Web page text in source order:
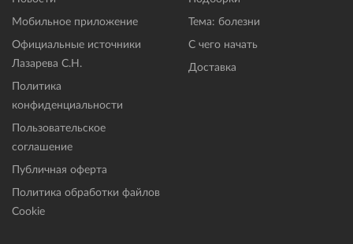
Мобильное приложение
Официальные источники
Лазарева С.Н.
Политика
конфиденциальности
Пользовательское
соглашение
Публичная оферта
Политика обработки файлов
Cookie
Тема: болезни
С чего начать
Доставка